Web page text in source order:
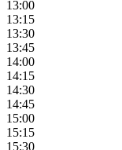
13:00
13:15
13:30
13:45
14:00
14:15
14:30
14:45
15:00
15:15
15:30